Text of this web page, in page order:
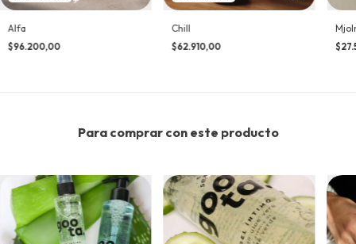
Alfa
$96.200,00
Chill
$62.910,00
Para comprar con este producto